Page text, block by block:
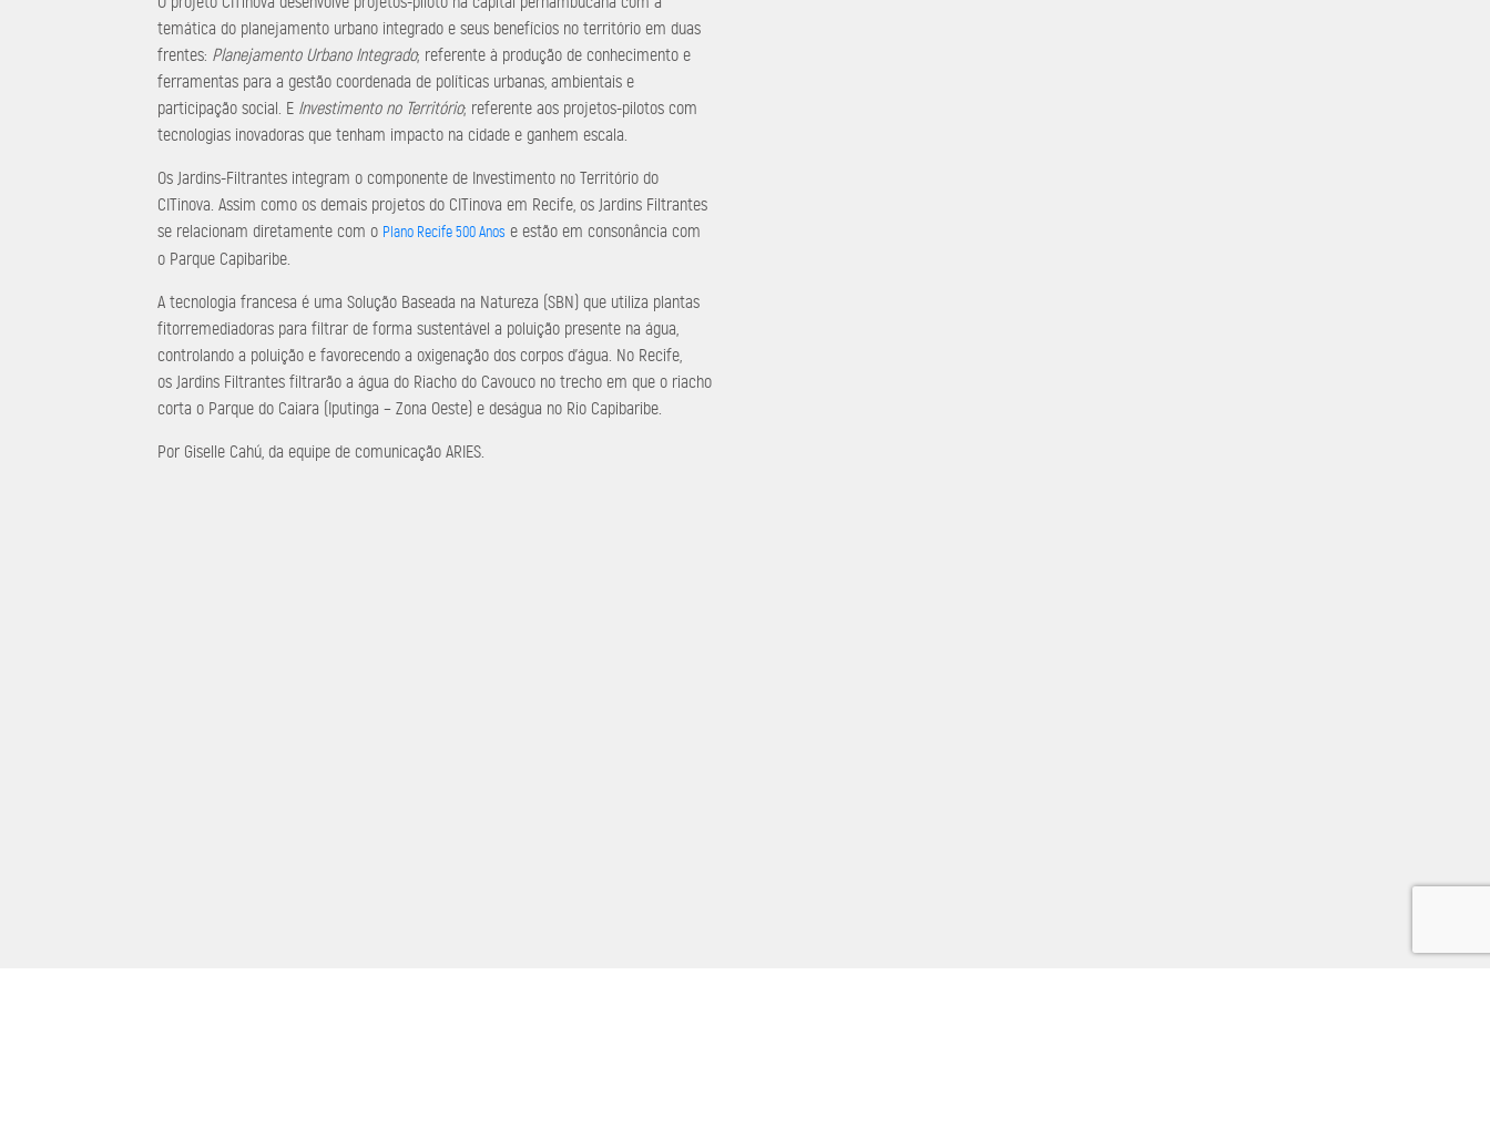
temática do planejamento urbano integrado e seus benefícios no território em duas
frentes: Planejamento Urbano Integrado; referente à produção de conhecimento e
ferramentas para a gestão coordenada de políticas urbanas, ambientais e
participação social. E Investimento no Território; referente aos projetos-pilotos com
tecnologias inovadoras que tenham impacto na cidade e ganhem escala.
Os Jardins-Filtrantes integram o componente de Investimento no Território do
CITinova. Assim como os demais projetos do CITinova em Recife, os Jardins Filtrantes
se relacionam diretamente com o Plano Recife 500 Anos e estão em consonância com
o Parque Capibaribe.
A tecnologia francesa é uma Solução Baseada na Natureza (SBN) que utiliza plantas
fitorremediadoras para filtrar de forma sustentável a poluição presente na água,
controlando a poluição e favorecendo a oxigenação dos corpos d’água. No Recife,
os Jardins Filtrantes filtrarão a água do Riacho do Cavouco no trecho em que o riacho
corta o Parque do Caiara (Iputinga – Zona Oeste) e deságua no Rio Capibaribe.
Por Giselle Cahú, da equipe de comunicação ARIES.